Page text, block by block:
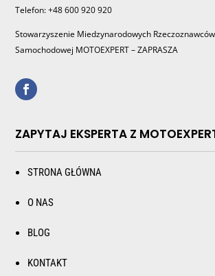
Telefon: +48 600 920 920
Stowarzyszenie Miedzynarodowych
Samochodowej MOTOEXPERT – ZAPRASZA
ZAPYTAJ EKSPERTA Z
STRONA GŁÓWNA
O NAS
BLOG
KONTAKT